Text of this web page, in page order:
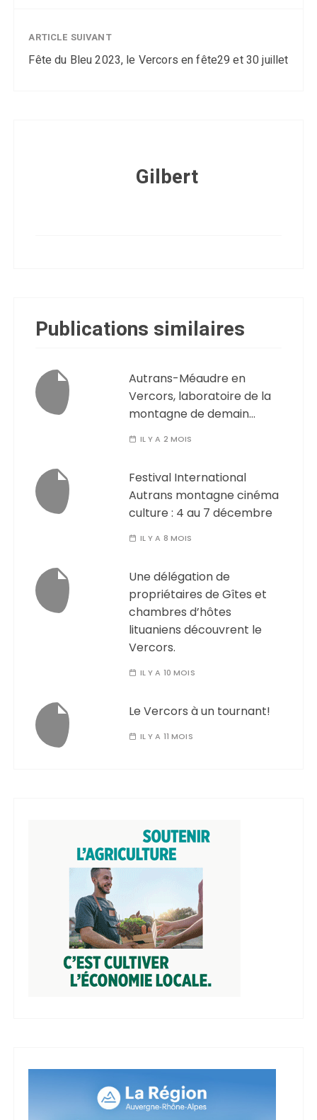
ARTICLE SUIVANT
Fête du Bleu 2023, le Vercors en fête29 et 30 juillet
Gilbert
Publications similaires
Autrans-Méaudre en
Vercors, laboratoire de la
montagne de demain…
IL Y A 2 MOIS
Festival International
Autrans montagne cinéma
culture : 4 au 7 décembre
IL Y A 8 MOIS
Une délégation de
propriétaires de Gîtes et
chambres d’hôtes
lituaniens découvrent le
Vercors.
IL Y A 10 MOIS
Le Vercors à un tournant!
IL Y A 11 MOIS